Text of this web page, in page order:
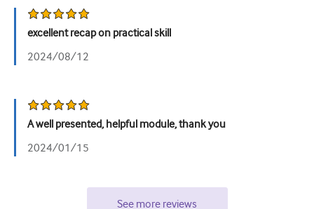
excellent recap on practical skill
2024/08/12
A well presented, helpful module, thank you
2024/01/15
See more reviews